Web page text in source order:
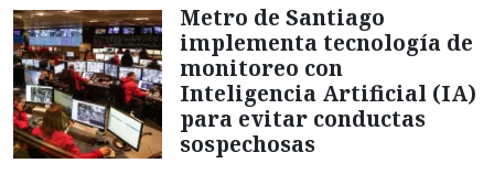
Metro de Santiago
implementa tecnología de
monitoreo con
Inteligencia Artificial (IA)
para evitar conductas
sospechosas